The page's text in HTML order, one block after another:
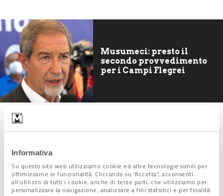
Informativa
Su questo sito web utilizziamo cookie ed altre tecnologie simili per
ottimizzarne le funzionalità. Cliccando su “Accetta”, acconsenti
all’utilizzo di tutti i cookie, anche di terze parti, che utilizziamo per
personalizzare la navigazione, analizzare a fini statistici e per finalità
Musumeci: presto il
secondo provvedimento
per i Campi Flegrei
Il terremoto di Taiwan
Nelle ultime ore,
intanto Taiwan, causando almeno9 morti, centinaia di
feriti, numerosissimi dispersi, tra cui70 persone
intrappolate in 2 miniere di carbone. Lo sciame sismico,